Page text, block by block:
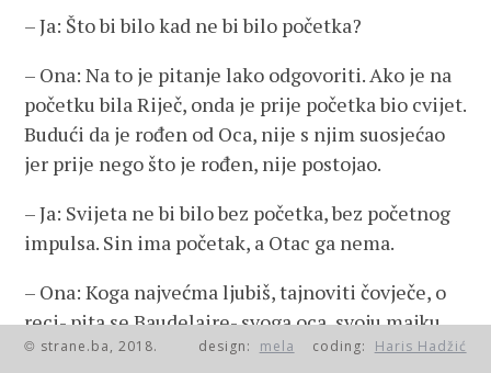
– Ja: Što bi bilo kad ne bi bilo početka?
– Ona: Na to je pitanje lako odgovoriti. Ako je na
početku bila Riječ, onda je prije početka bio cvijet.
Budući da je rođen od Oca, nije s njim suosjećao
jer prije nego što je rođen, nije postojao.
– Ja: Svijeta ne bi bilo bez početka, bez početnog
impulsa. Sin ima početak, a Otac ga nema.
– Ona: Koga najvećma ljubiš, tajnoviti čovječe, o
reci- pita se Baudelaire- svoga oca, svoju majku,
seku ili brata svoga?
© strane.ba, 2018. design: mela coding: Haris Hadžić